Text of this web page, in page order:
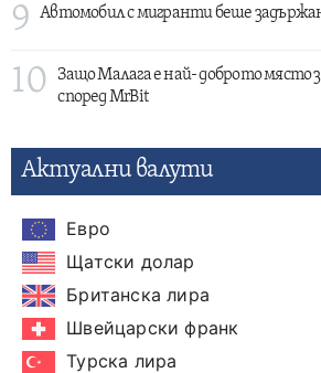
9 Автомобил с мигранти беше задържан
10
Защо Малага е най- доброто място
според MrBit
Актуални валути
Евро
Щатски долар
Британска лира
Швейцарски франк
Турска лира